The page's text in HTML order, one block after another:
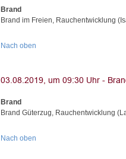
Brand
Brand im Freien, Rauchentwicklung
Nach oben
Brand
Brand Güterzug, Rauchentwicklung
Nach oben